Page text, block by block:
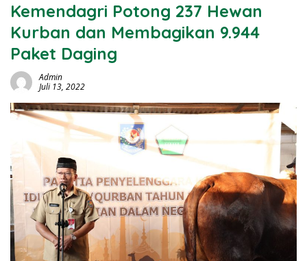
Kemendagri Potong 237 Hewan
Kurban dan Membagikan 9.944
Paket Daging
Admin
Juli 13, 2022